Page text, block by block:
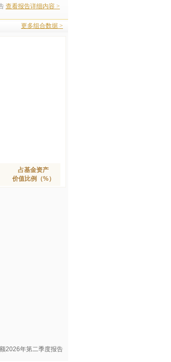
查看报告详细内容 >
更多组合数据 >
占基金资产
价值比例（%）
2026年第二季度报告